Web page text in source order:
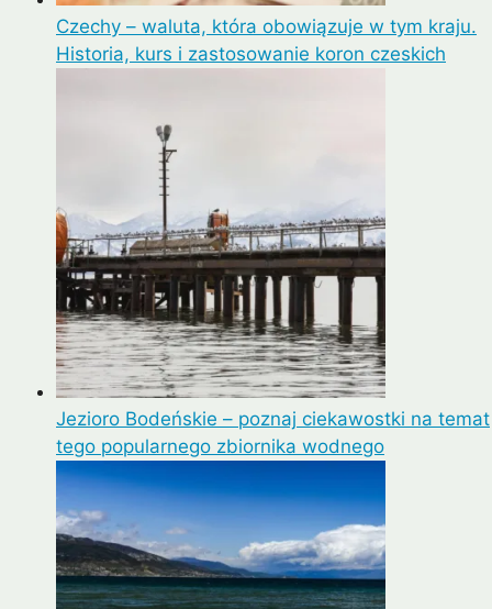
Czechy – waluta, która obowiązuje w tym kraju.
Historia, kurs i zastosowanie koron czeskich
Jezioro Bodeńskie – poznaj ciekawostki na temat
tego popularnego zbiornika wodnego